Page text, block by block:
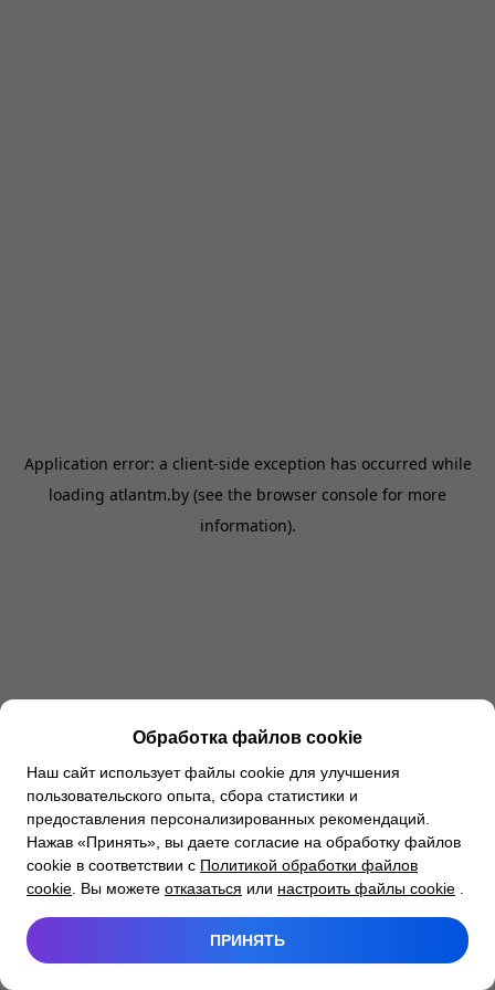
Application error: a client-side exception has occurred while
loading atlantm.by (see the browser console for more
information).
Обработка файлов cookie
Наш сайт использует файлы cookie для улучшения
пользовательского опыта, сбора статистики и
предоставления персонализированных рекомендаций.
Нажав «Принять», вы даете согласие на обработку файлов
cookie в соответствии с Политикой обработки файлов
cookie . Вы можете отказаться или настроить файлы cookie
ПРИНЯТЬ